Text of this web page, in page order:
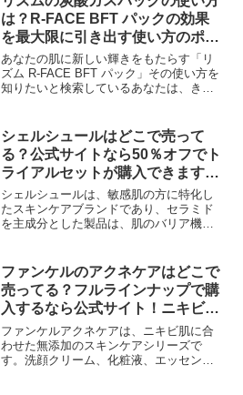
りやすくなります。そんな時に、Cセラム
を使うことで、肌のターンオーバーを正
常化し、肌のバリア機能を強化すること
ができます。
は？R-FACE BFT パックの効果
を最大限に引き出す使い方のポイ
ント
あなたの肌に新しい輝きをもたらす「リ
ズム R-FACE BFT パック」その使い方を
知りたいと検索しているあなたは、きっ
ガスパックは、肌の水分と空気中の水分
に反応して炭酸ガスを発生させること
で、肌の血行を促進し、くすみやシワを
改善する効果があります。特に、リズム
のR-FACE BFTパックは、一剤式で手軽
に使えるため、忙しい日常の中でも簡単
にスペシャルケアが可能です。
シェルシュールはどこで売って
る？公式サイトなら50％オフでト
ライアルセットが購入できます！
お得なクーポンも！
シェルシュールは、敏感肌の方に特化し
たスキンケアブランドであり、セラミド
を主成分とした製品は、肌のバリア機能
一般のドラッグストアやバラエティショ
ップでは取り扱いがありません。そのた
め、多くの方がどこで購入できるのかと
疑問に思われることでしょう。実は、シ
ェルシュール製品はオンラインでのみ購
入可能です。
ファンケルのアクネケアはどこで
売ってる？フルラインナップで購
入するなら公式サイト！ニキビケ
アにはコレ！
ファンケルアクネケアは、ニキビ肌に合
わせた無添加のスキンケアシリーズで
す。洗顔クリーム、化粧液、エッセン